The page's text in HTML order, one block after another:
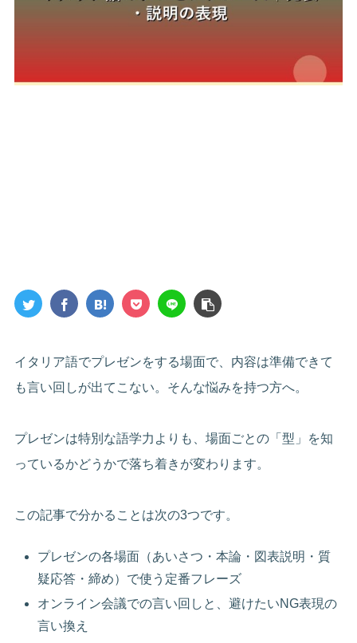
イタリア語でプレゼンをする場面で、内容は準備できて
も言い回しが出てこない。そんな悩みを持つ方へ。
プレゼンは特別な語学力よりも、場面ごとの「型」を知
っているかどうかで落ち着きが変わります。
この記事で分かることは次の3つです。
プレゼンの各場面（あいさつ・本論・図表説明・質
疑応答・締め）で使う定番フレーズ
オンライン会議での言い回しと、避けたいNG表現の
言い換え